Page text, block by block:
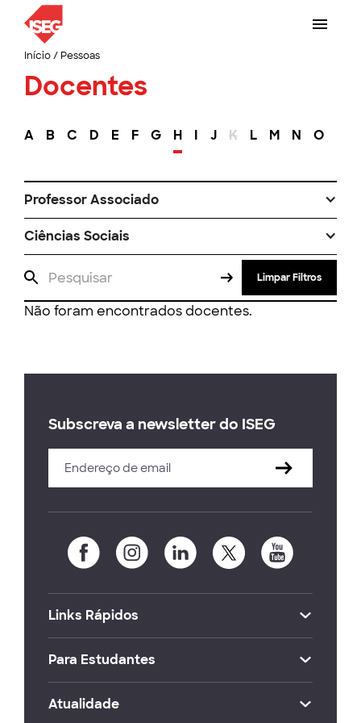
Início/ Pessoas
Docentes
A B C D E F G H I J K L M N O
Professor Associado
Ciências Sociais
Limpar Filtros
Não foram encontrados docentes.
Subscreva a newsletter do ISEG
Links Rápidos
Para Estudantes
Atualidade